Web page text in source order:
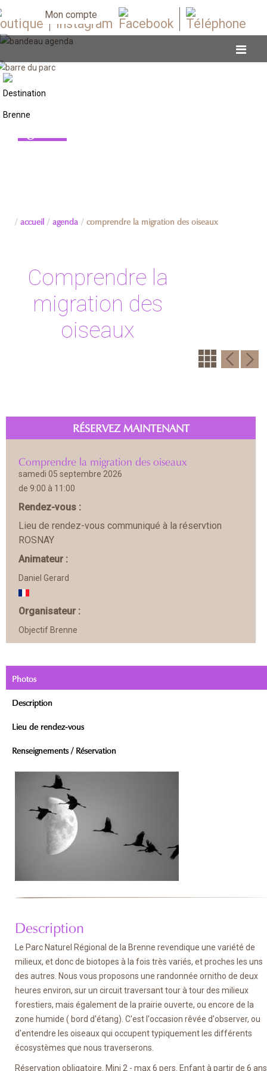
Mon compte
accueil agenda comprendre la migration des oiseaux
Comprendre la
migration des
oiseaux
RÉSERVEZ MAINTENANT
Comprendre la migration des oiseaux
samedi 05 septembre 2026
de 9:00 à 11:00
Rendez-vous :
Lieu de rendez-vous communiqué à la réservtion
ROSNAY
Animateur :
Daniel Gerard
Organisateur :
Objectif Brenne
Photos
Description
Lieu de rendez-vous
Renseignements / Réservation
Description
Le Parc Naturel Régional de la Brenne revendique une variété de
milieux, et donc de biotopes à la fois très variés, et proches les uns
des autres. Nous vous proposons une randonnée ornitho de deux
heures environ, sur un circuit traversant tour à tour des milieux
forestiers, mais également de la prairie ouverte, ou encore de la
zone humide ( bord d'étang). C'est l'occasion rêvée d'observer, ou
d'entendre les oiseaux qui occupent typiquement les différents
écosystèmes que nous traverserons.
Réservation obligatoire. Mini 2 - max 6 pers. Enfant à partir de 6 ans